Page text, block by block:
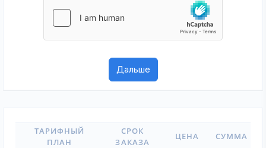
ТАРИФНЫЙ
ПЛАН
СРОК
ЗАКАЗА
ЦЕНА СУММА